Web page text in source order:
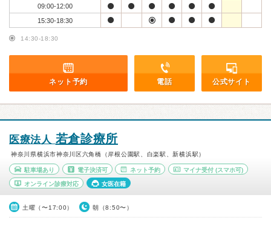
09:00-12:00
15:30-18:30
14:30-18:30
ネット予約 電話 公式サイト
医療法人 若倉診療所
神奈川県横浜市神奈川区六角橋（岸根公園駅、白楽駅、新横浜駅）
駐車場あり 電子決済可 ネット予約 マイナ受付 (スマホ可)
オンライン診療対応 女医在籍
土曜（〜17:00） 朝（8:50〜）